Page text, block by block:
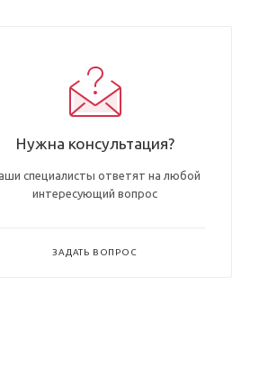
Нужна консультация?
специалисты ответят на любой
интересующий вопрос
ЗАДАТЬ ВОПРОС